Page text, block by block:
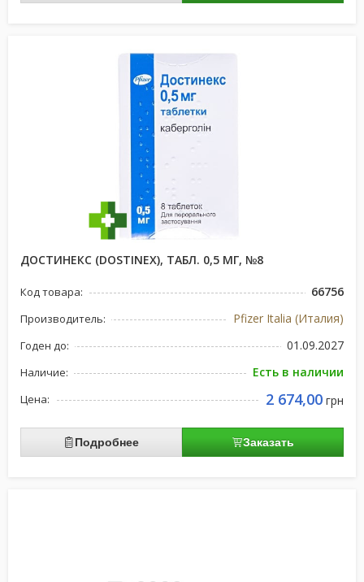
ДОСТИНЕКС (DOSTINEX), ТАБЛ. 0,5 МГ, №8
Код товара: 66756
Производитель: Pfizer Italia (Италия)
Годен до: 01.09.2027
Наличие: Есть в наличии
Цена: 2 674,00 грн
Подробнее Заказать